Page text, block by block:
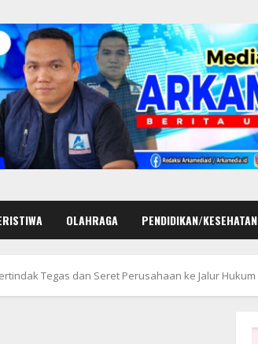
OLAHRAGA PENDIDIKAN/KESEHATAN
Tegas dan Seret Perusahaan ke Jalur Hukum